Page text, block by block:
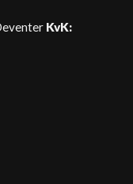
KvK: